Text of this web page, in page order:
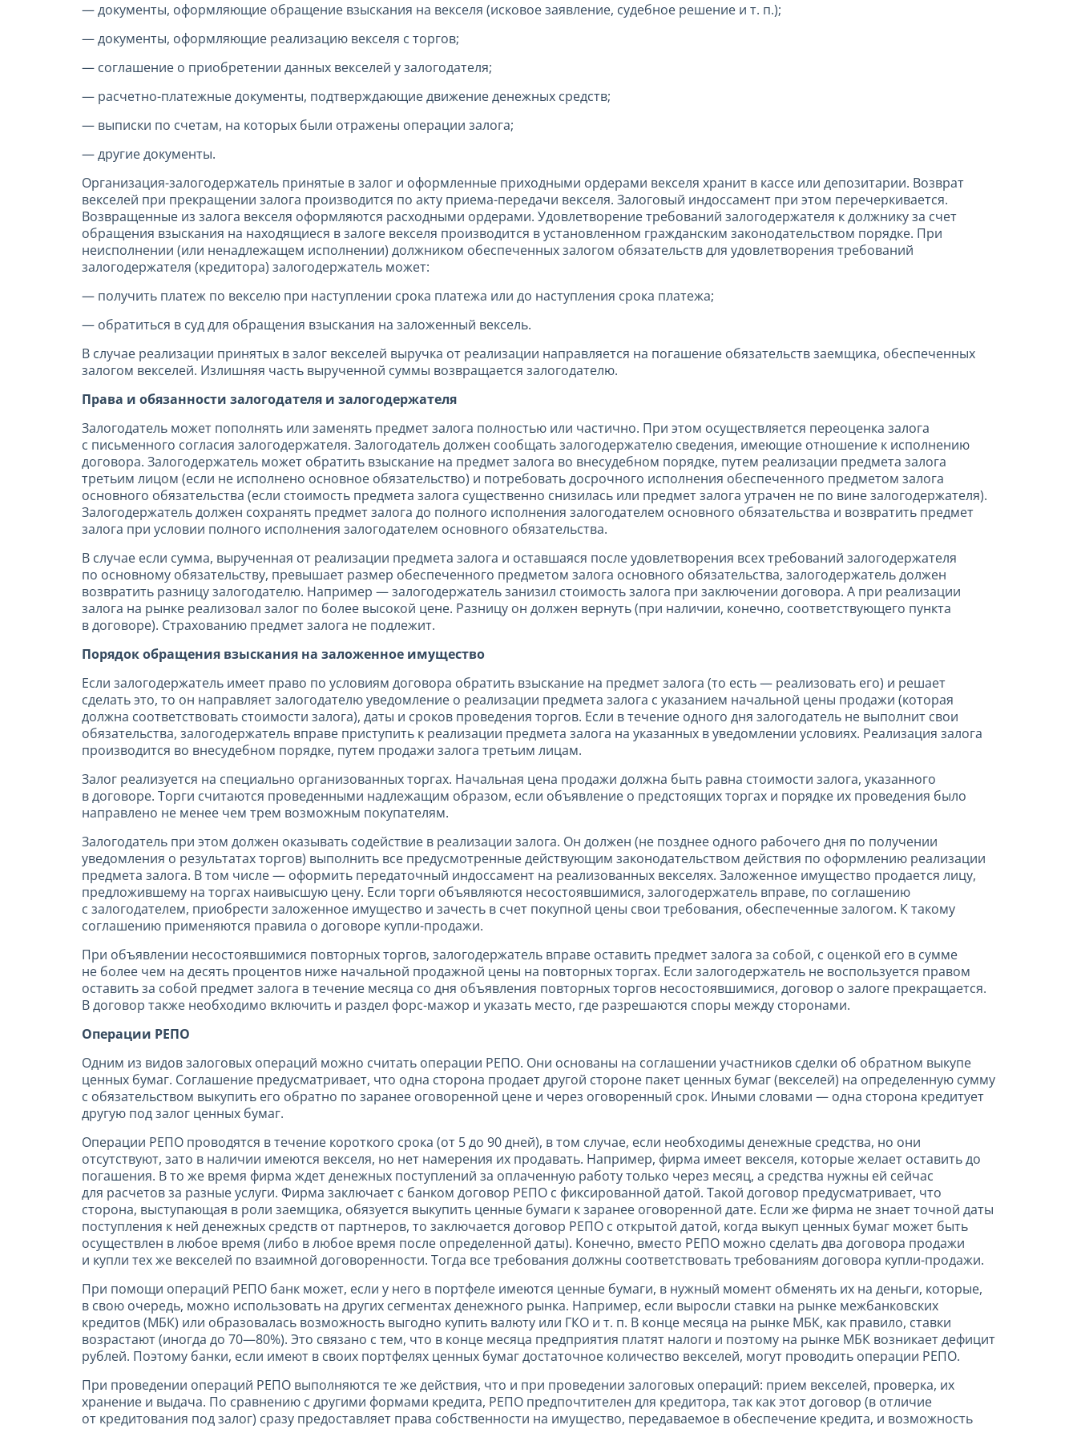
— документы, оформляющие обращение взыскания на векселя (исковое заявление, судебное решение и т. п.);
— документы, оформляющие реализацию векселя с торгов;
— соглашение о приобретении данных векселей у залогодателя;
— расчетно-платежные документы, подтверждающие движение денежных средств;
— выписки по счетам, на которых были отражены операции залога;
— другие документы.
Организация-залогодержатель принятые в залог и оформленные приходными ордерами векселя хранит в кассе или депозитарии. Возврат
векселей при прекращении залога производится по акту приема-передачи векселя. Залоговый индоссамент при этом перечеркивается.
Возвращенные из залога векселя оформляются расходными ордерами. Удовлетворение требований залогодержателя к должнику за счет
обращения взыскания на находящиеся в залоге векселя производится в установленном гражданским законодательством порядке. При
неисполнении (или ненадлежащем исполнении) должником обеспеченных залогом обязательств для удовлетворения требований
залогодержателя (кредитора) залогодержатель может:
— получить платеж по векселю при наступлении срока платежа или до наступления срока платежа;
— обратиться в суд для обращения взыскания на заложенный вексель.
В случае реализации принятых в залог векселей выручка от реализации направляется на погашение обязательств заемщика, обеспеченных
залогом векселей. Излишняя часть вырученной суммы возвращается залогодателю.
Права и обязанности залогодателя и залогодержателя
Залогодатель может пополнять или заменять предмет залога полностью или частично. При этом осуществляется переоценка залога
с письменного согласия залогодержателя. Залогодатель должен сообщать залогодержателю сведения, имеющие отношение к исполнению
договора. Залогодержатель может обратить взыскание на предмет залога во внесудебном порядке, путем реализации предмета залога
третьим лицом (если не исполнено основное обязательство) и потребовать досрочного исполнения обеспеченного предметом залога
основного обязательства (если стоимость предмета залога существенно снизилась или предмет залога утрачен не по вине залогодержателя).
Залогодержатель должен сохранять предмет залога до полного исполнения залогодателем основного обязательства и возвратить предмет
залога при условии полного исполнения залогодателем основного обязательства.
В случае если сумма, вырученная от реализации предмета залога и оставшаяся после удовлетворения всех требований залогодержателя
по основному обязательству, превышает размер обеспеченного предметом залога основного обязательства, залогодержатель должен
возвратить разницу залогодателю. Например — залогодержатель занизил стоимость залога при заключении договора. А при реализации
залога на рынке реализовал залог по более высокой цене. Разницу он должен вернуть (при наличии, конечно, соответствующего пункта
в договоре). Страхованию предмет залога не подлежит.
Порядок обращения взыскания на заложенное имущество
Если залогодержатель имеет право по условиям договора обратить взыскание на предмет залога (то есть — реализовать его) и решает
сделать это, то он направляет залогодателю уведомление о реализации предмета залога с указанием начальной цены продажи (которая
должна соответствовать стоимости залога), даты и сроков проведения торгов. Если в течение одного дня залогодатель не выполнит свои
обязательства, залогодержатель вправе приступить к реализации предмета залога на указанных в уведомлении условиях. Реализация залога
производится во внесудебном порядке, путем продажи залога третьим лицам.
Залог реализуется на специально организованных торгах. Начальная цена продажи должна быть равна стоимости залога, указанного
в договоре. Торги считаются проведенными надлежащим образом, если объявление о предстоящих торгах и порядке их проведения было
направлено не менее чем трем возможным покупателям.
Залогодатель при этом должен оказывать содействие в реализации залога. Он должен (не позднее одного рабочего дня по получении
уведомления о результатах торгов) выполнить все предусмотренные действующим законодательством действия по оформлению реализации
предмета залога. В том числе — оформить передаточный индоссамент на реализованных векселях. Заложенное имущество продается лицу,
предложившему на торгах наивысшую цену. Если торги объявляются несостоявшимися, залогодержатель вправе, по соглашению
с залогодателем, приобрести заложенное имущество и зачесть в счет покупной цены свои требования, обеспеченные залогом. К такому
соглашению применяются правила о договоре купли-продажи.
При объявлении несостоявшимися повторных торгов, залогодержатель вправе оставить предмет залога за собой, с оценкой его в сумме
не более чем на десять процентов ниже начальной продажной цены на повторных торгах. Если залогодержатель не воспользуется правом
оставить за собой предмет залога в течение месяца со дня объявления повторных торгов несостоявшимися, договор о залоге прекращается.
В договор также необходимо включить и раздел форс-мажор и указать место, где разрешаются споры между сторонами.
Операции РЕПО
Одним из видов залоговых операций можно считать операции РЕПО. Они основаны на соглашении участников сделки об обратном выкупе
ценных бумаг. Соглашение предусматривает, что одна сторона продает другой стороне пакет ценных бумаг (векселей) на определенную сумму
с обязательством выкупить его обратно по заранее оговоренной цене и через оговоренный срок. Иными словами — одна сторона кредитует
другую под залог ценных бумаг.
Операции РЕПО проводятся в течение короткого срока (от 5 до 90 дней), в том случае, если необходимы денежные средства, но они
отсутствуют, зато в наличии имеются векселя, но нет намерения их продавать. Например, фирма имеет векселя, которые желает оставить до
погашения. В то же время фирма ждет денежных поступлений за оплаченную работу только через месяц, а средства нужны ей сейчас
для расчетов за разные услуги. Фирма заключает с банком договор РЕПО с фиксированной датой. Такой договор предусматривает, что
сторона, выступающая в роли заемщика, обязуется выкупить ценные бумаги к заранее оговоренной дате. Если же фирма не знает точной даты
поступления к ней денежных средств от партнеров, то заключается договор РЕПО с открытой датой, когда выкуп ценных бумаг может быть
осуществлен в любое время (либо в любое время после определенной даты). Конечно, вместо РЕПО можно сделать два договора продажи
и купли тех же векселей по взаимной договоренности. Тогда все требования должны соответствовать требованиям договора купли-продажи.
При помощи операций РЕПО банк может, если у него в портфеле имеются ценные бумаги, в нужный момент обменять их на деньги, которые,
в свою очередь, можно использовать на других сегментах денежного рынка. Например, если выросли ставки на рынке межбанковских
кредитов (МБК) или образовалась возможность выгодно купить валюту или ГКО и т. п. В конце месяца на рынке МБК, как правило, ставки
возрастают (иногда до 70—80%). Это связано с тем, что в конце месяца предприятия платят налоги и поэтому на рынке МБК возникает дефицит
рублей. Поэтому банки, если имеют в своих портфелях ценных бумаг достаточное количество векселей, могут проводить операции РЕПО.
При проведении операций РЕПО выполняются те же действия, что и при проведении залоговых операций: прием векселей, проверка, их
хранение и выдача. По сравнению с другими формами кредита, РЕПО предпочтителен для кредитора, так как этот договор (в отличие
от кредитования под залог) сразу предоставляет права собственности на имущество, передаваемое в обеспечение кредита, и возможность